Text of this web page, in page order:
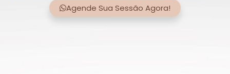
Agende Sua Sessão Agora!